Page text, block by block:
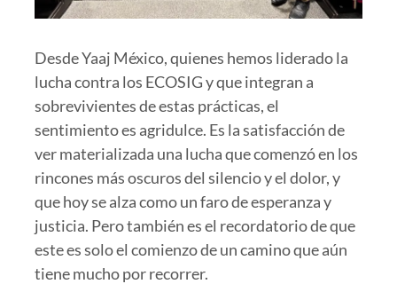
Desde Yaaj México, quienes hemos liderado la
lucha contra los ECOSIG y que integran a
sobrevivientes de estas prácticas, el
sentimiento es agridulce. Es la satisfacción de
ver materializada una lucha que comenzó en los
rincones más oscuros del silencio y el dolor, y
que hoy se alza como un faro de esperanza y
justicia. Pero también es el recordatorio de que
este es solo el comienzo de un camino que aún
tiene mucho por recorrer.